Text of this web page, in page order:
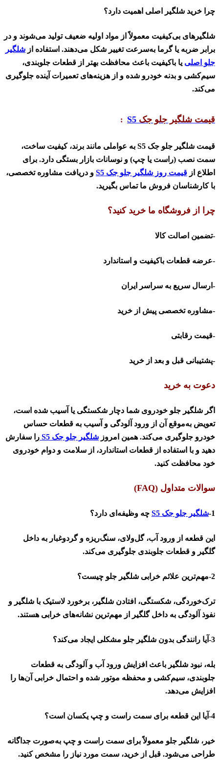
چرا خرید شلگیر اصلی اهمیت دارد؟
شلگیرهای بی‌کیفیت معمولاً از مواد اولیه ضعیف تولید می‌شوند و در
برابر ضربه یا گرما به‌سرعت تغییر شکل می‌دهند. استفاده از شلگیر
جلو اصلی یا باکیفیت باعث محافظت بهتر از قطعات جلوبندی،
سیم‌کشی و بدنه خودرو شده و از هزینه‌های تعمیرات آینده جلوگیری
می‌کند.
قیمت شلگیر جلو جک S5
:
قیمت شلگیر جلو جک
به عواملی مانند برند، کیفیت ساخت،
سمت نصب (راست یا چپ) و نوسانات بازار بستگی دارد. برای
اطلاع از قیمت روز شلگیر جلو جک
و دریافت مشاوره تخصصی،
با کارشناسان فروش ما تماس بگیرید.
چرا از فروشگاه ما خرید کنید؟
-تضمین اصالت کالا
-عرضه قطعات باکیفیت و استاندارد
-ارسال سریع به سراسر ایران
-مشاوره تخصصی پیش از خرید
-قیمت رقابتی
-پشتیبانی قبل و بعد از خرید
دعوت به خرید
اگر شلگیر جلو خودروی شما دچار شکستگی یا آسیب شده است،
تعویض به‌موقع آن از ورود آلودگی و آسیب به قطعات حساس
خودرو جلوگیری می‌کند. همین امروز شلگیر جلو جک
را سفارش
دهید و با استفاده از قطعات استاندارد، از سلامت و دوام خودروی
خود محافظت کنید.
سوالات متداول (FAQ)
1- شلگیر جلو جک چه وظیفه‌ای دارد؟
این قطعه از ورود آب، گل‌ولای، سنگ‌ریزه و گردوغبار به داخل
گلگیر و قطعات جلوبندی جلوگیری می‌کند.
2-مهم‌ترین علائم خرابی شلگیر جلو چیست؟
ترک‌خوردگی، شکستگی، افتادن شلگیر، برخورد لاستیک با شلگیر و
نفوذ آلودگی به داخل گلگیر از مهم‌ترین نشانه‌های خرابی هستند.
3-آیا رانندگی بدون شلگیر جلو مشکلی ایجاد می‌کند؟
بله، نبود شلگیر باعث افزایش ورود آب و آلودگی به قطعات
جلوبندی، سیم‌کشی و محفظه موتور شده و احتمال خرابی آن‌ها را
افزایش می‌دهد.
4-آیا این قطعه برای سمت راست و چپ یکسان است؟
خیر، شلگیر جلو معمولاً برای سمت راست و چپ به‌صورت جداگانه
طراحی می‌شود. قبل از خرید، سمت مورد نیاز را مشخص کنید.